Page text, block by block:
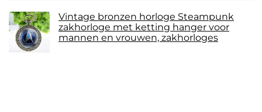
Vintage bronzen horloge Steampunk
zakhorloge met ketting hanger voor
mannen en vrouwen, zakhorloges